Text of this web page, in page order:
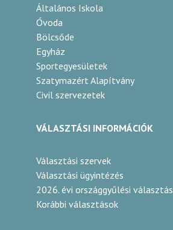
Általános Iskola
Óvoda
Bölcsőde
Egyház
Sportegyesületek
Szatymazért Alapítvány
Civil szervezetek
VÁLASZTÁSI INFORMÁCIÓK
Választási szervek
Választási ügyintézés
2026. évi országgyűlési választás
Korábbi választások